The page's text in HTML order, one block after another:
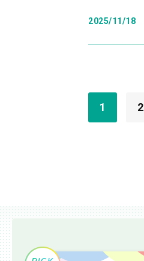
2025/11/18
1 2